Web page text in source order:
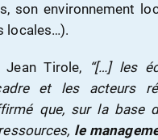
son environnement
locales…).
Tirole,
“[…] les
et les acteurs
que, sur la base
le